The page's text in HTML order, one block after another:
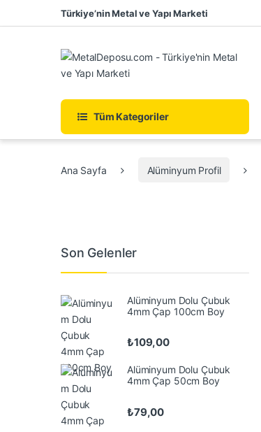
Skip to navigation
Skip to contentTürkiye’nin Metal ve Yapı Marketi
Tüm Kategoriler
Ana Sayfa Alüminyum Profil
Son Gelenler
Alüminyum Dolu Çubuk
4mm Çap 100cm Boy
₺109,00
Alüminyum Dolu Çubuk
4mm Çap 50cm Boy
₺79,00